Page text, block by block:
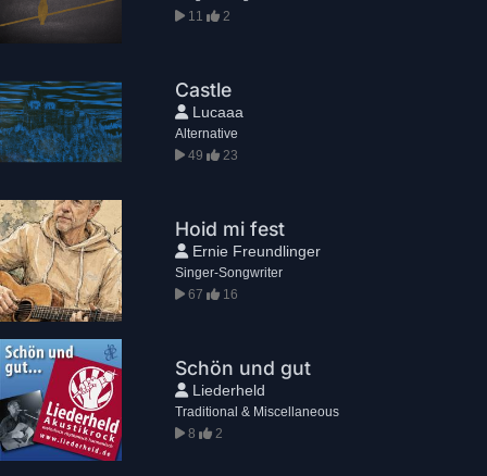
11
2
Castle
Lucaaa
Alternative
49
23
Hoid mi fest
Ernie Freundlinger
Singer-Songwriter
67
16
Schön und gut
Liederheld
Traditional & Miscellaneous
8
2